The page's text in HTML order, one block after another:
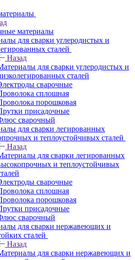
материалы
для сварки углеродистых и
сталей
Назад
для сварки углеродистых и
сталей
сварочные
сплошная
порошковая
присадочные
сварочный
для сварки легированных
и теплоустойчивых сталей
Назад
для сварки легированных
и теплоустойчивых
сварочные
сплошная
порошковая
присадочные
сварочный
для сварки нержавеющих и
сталей
Назад
для сварки нержавеющих и